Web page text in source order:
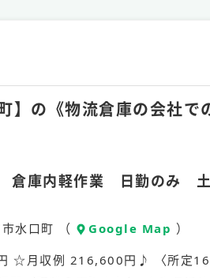
の《物流倉庫の会社で
倉庫内軽作業 日勤のみ 土
水口町 （ Google Map ）
☆月収例 216,600円♪ 〈所定